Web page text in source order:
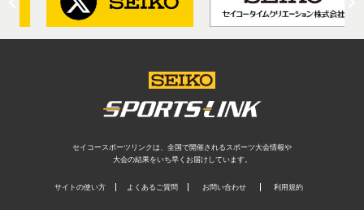
セイコースポーツリンクは、全国で開催されるスポーツ大会情報や
大会の結果をいち早くお届けしています。
サイトの使い方 よくあるご質問 お問い合わせ 利用規約